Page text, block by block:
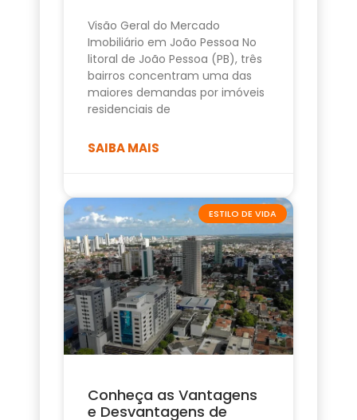
Visão Geral do Mercado
Imobiliário em João Pessoa No
litoral de João Pessoa (PB), três
bairros concentram uma das
maiores demandas por imóveis
residenciais de
SAIBA MAIS
ESTILO DE VIDA
Conheça as Vantagens
e Desvantagens de